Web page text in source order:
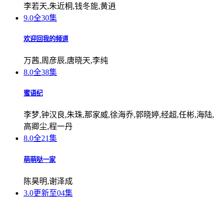
李若天,朱近桐,钱冬旎,黄逍
9.0全30集
欢迎回我的频道
万茜,周彦辰,唐晓天,李纯
8.0全38集
蜜语纪
李梦,钟汉良,朱珠,那家威,徐海乔,郭晓婷,经超,任彬,海陆,
高卿尘,程一丹
8.0全21集
萌萌哒一家
陈昊明,谢泽成
3.0更新至04集